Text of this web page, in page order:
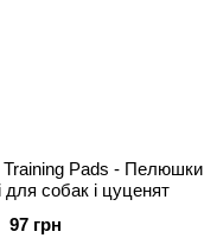
Pads - Пелюшки
для собак і цуценят
97 грн